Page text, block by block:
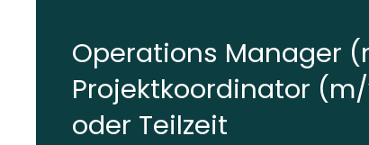
Operations Manager
Projektkoordinator
oder Teilzeit